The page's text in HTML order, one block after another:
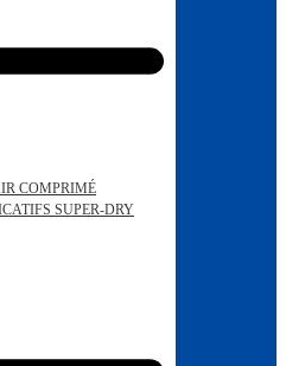
COMPRIMÉ
SUPER-DRY